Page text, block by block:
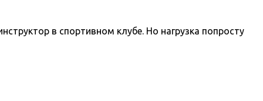
в спортивном клубе. Но нагрузка попросту